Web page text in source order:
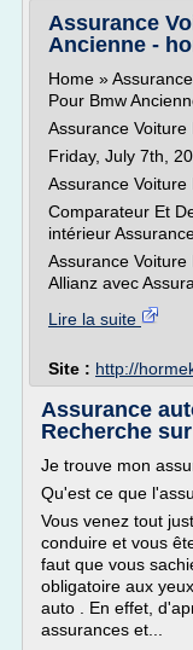
Assurance
Ancienne -
Home »
Pour Bmw
Assurance
Friday, July 7th,
Assurance
Comparateur Et
intérieur
Assurance
Allianz avec
Lire la suite
Site : http://
Assurance
Recherche
Je trouve mon
Qu'est ce que
Vous venez tout
conduire et vous
faut que vous
obligatoire aux
auto . En effet,
assurances et...